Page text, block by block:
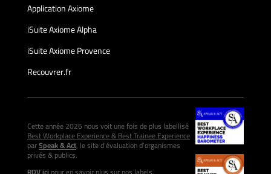
Application Axiome
iSuite Axiome Alpha
iSuite Axiome Provence
Recouvrer.fr
Cette année 2026 nous voit une fois de plus labellisé
Best Workplace Experience & Best Trainee Experience
parSpeak & Act, le site d’évaluation d’organismes
privés & publics.